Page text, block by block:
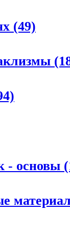
(49)
- основы